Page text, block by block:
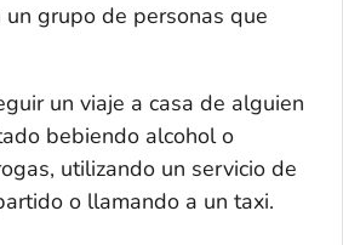
grupo de personas que
un viaje a casa de alguien
bebiendo alcohol o
utilizando un servicio de
o llamando a un taxi.